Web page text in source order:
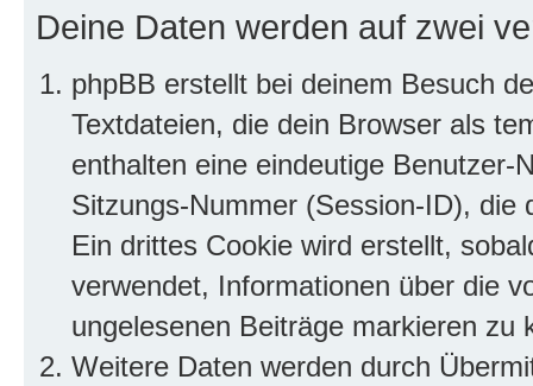
Deine Daten werden auf zwei
phpBB erstellt bei deinem Besuch
Textdateien, die dein Browser als
enthalten eine eindeutige
Sitzungs-Nummer (Session-ID), die
Ein drittes Cookie wird erstellt,
verwendet, Informationen über die
ungelesenen Beiträge markieren zu
Weitere Daten werden durch